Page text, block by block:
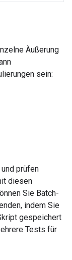
Äußerung
sein:
prüfen
diesen
Sie Batch-
indem Sie
gespeichert
Tests für